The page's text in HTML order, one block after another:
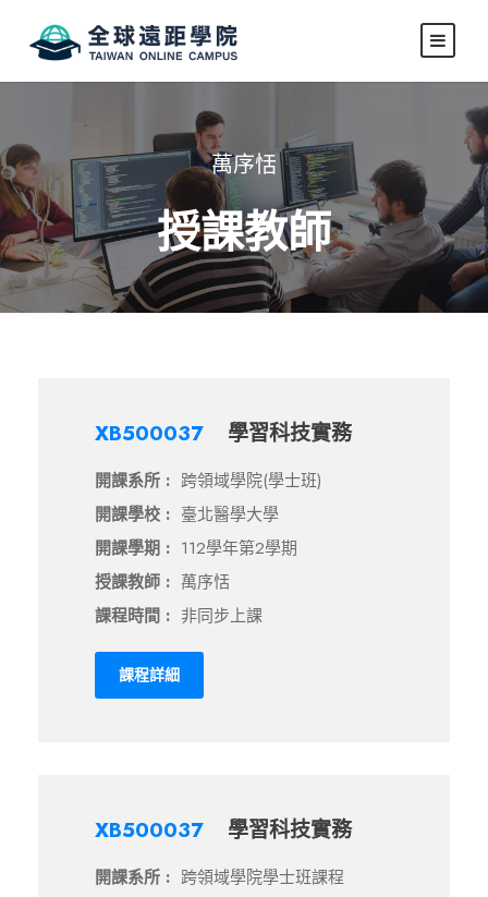
萬序恬
授課教師
XB500037 學習科技實務
開課系所 : 跨領域學院(學士班)
開課學校 : 臺北醫學大學
開課學期 : 112學年第2學期
授課教師 : 萬序恬
課程時間 : 非同步上課
課程詳細
XB500037 學習科技實務
開課系所 : 跨領域學院學士班課程